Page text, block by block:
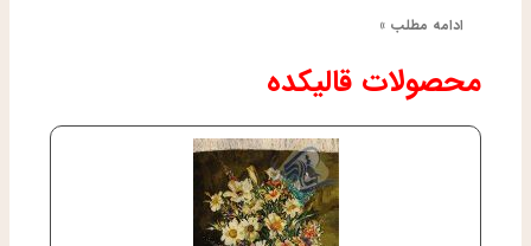
ادامه مطلب »
محصولات قالیکده